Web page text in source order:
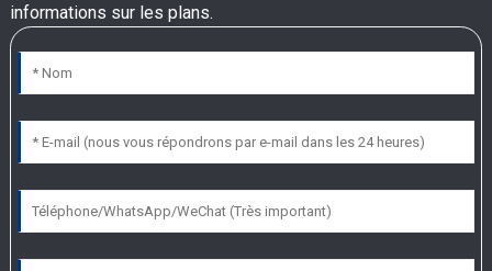
informations sur les plans.